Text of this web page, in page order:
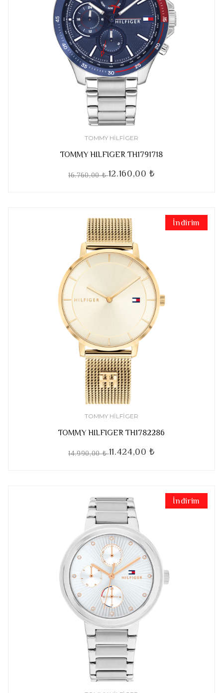
TOMMY HILFIGER
TOMMY HILFIGER TH1791718
16.760,00 ₺12.160,00 ₺
İndirim
TOMMY HILFIGER
TOMMY HILFIGER TH1782286
14.990,00 ₺11.424,00 ₺
İndirim